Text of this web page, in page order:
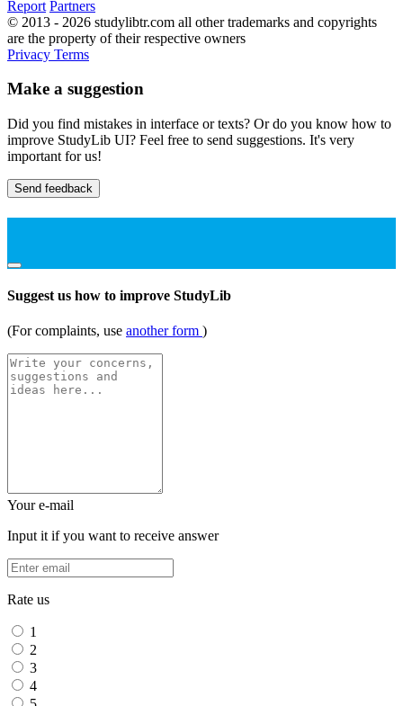
Report Partners
© 2013 - 2026 studylibtr.com all other trademarks and copyrights
are the property of their respective owners
Privacy Terms
Make a suggestion
Did you find mistakes in interface or texts? Or do you know how to
improve StudyLib UI? Feel free to send suggestions. It's very
important for us!
Send feedback
Suggest us how to improve StudyLib
(For complaints, use another form )
Your e-mail
Input it if you want to receive answer
Rate us
1
2
3
4